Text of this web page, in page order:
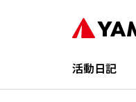
活動日記